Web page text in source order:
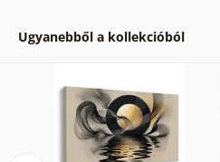
Ugyanebből a kollekcióból